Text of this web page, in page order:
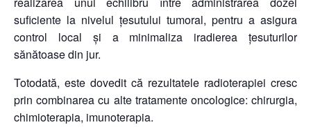
suficiente la nivelul țesutului tumoral, pentru a asigura
control local și a minimaliza iradierea țesuturilor
sănătoase din jur.
Totodată, este dovedit că rezultatele radioterapiei cresc
prin combinarea cu alte tratamente oncologice: chirurgia,
chimioterapia, imunoterapia.